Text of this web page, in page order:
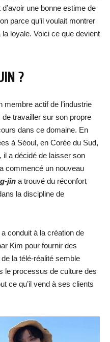
une bonne estime de
parce qu’il voulait montrer
loyale. Voici ce que devient
?
membre actif de l’industrie
travailler sur son propre
dans ce domaine. En
à Séoul, en Corée du Sud,
il a décidé de laisser son
commencé un nouveau
jin a trouvé du réconfort
la discipline de
a conduit à la création de
Kim pour fournir des
la télé-réalité semble
le processus de culture des
ce qu’il vend à ses clients